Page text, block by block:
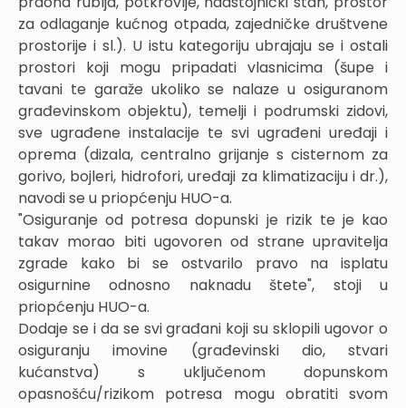
za odlaganje kućnog otpada, zajedničke društvene
prostorije i sl.). U istu kategoriju ubrajaju se i ostali
prostori koji mogu pripadati vlasnicima (šupe i
tavani te garaže ukoliko se nalaze u osiguranom
građevinskom objektu), temelji i podrumski zidovi,
sve ugrađene instalacije te svi ugrađeni uređaji i
oprema (dizala, centralno grijanje s cisternom za
gorivo, bojleri, hidrofori, uređaji za klimatizaciju i dr.),
navodi se u priopćenju HUO-a.
"Osiguranje od potresa dopunski je rizik te je kao
takav morao biti ugovoren od strane upravitelja
zgrade kako bi se ostvarilo pravo na isplatu
osigurnine odnosno naknadu štete", stoji u
priopćenju HUO-a.
Dodaje se i da se svi građani koji su sklopili ugovor o
osiguranju imovine (građevinski dio, stvari
kućanstva) s uključenom dopunskom
opasnošću/rizikom potresa mogu obratiti svom